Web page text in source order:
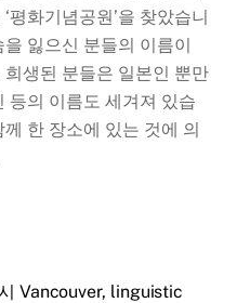
평화기념공원’을 찾았습니
잃으신 분들의 이름이
생된 분들은 일본인 뿐만
등의 이름도 세겨져 있습
한 장소에 있는 것에 의
Vancouver, linguistic